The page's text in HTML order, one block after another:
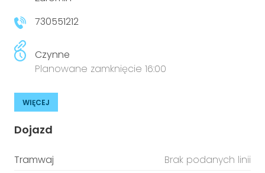
Prawo
Prawa osób z niepełnosprawnościami
Aktualności
730551212
Czynne
Planowane zamknięcie 16:00
WIĘCEJ
Dojazd
Tramwaj
Brak podanych linii